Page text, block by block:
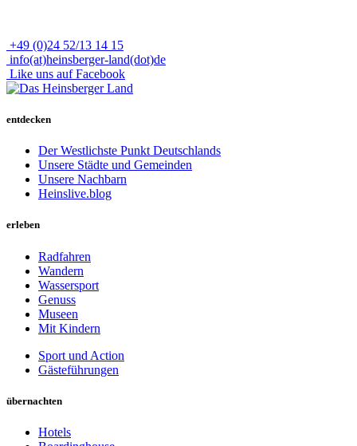
+49 (0)24 52/13 14 15
info(at)heinsberger-land(dot)de
Like uns auf Facebook
entdecken
Der Westlichste Punkt Deutschlands
Unsere Städte und Gemeinden
Unsere Nachbarn
Heinslive.blog
erleben
Radfahren
Wandern
Wassersport
Genuss
Museen
Mit Kindern
Sport und Action
Gästeführungen
übernachten
Hotels